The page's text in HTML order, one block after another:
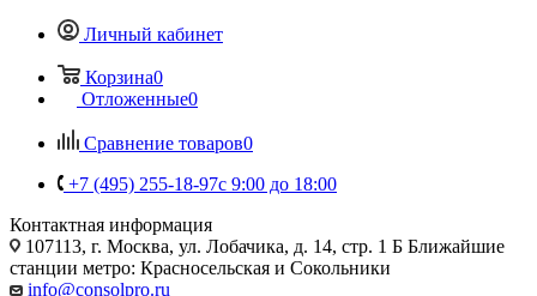
Личный кабинет
Корзина0
Отложенные0
Сравнение товаров0
+7 (495) 255-18-97с 9:00 до 18:00
Контактная информация
107113, г. Москва, ул. Лобачика, д. 14, стр. 1 Б Ближайшие
станции метро: Красносельская и Сокольники
info@consolpro.ru